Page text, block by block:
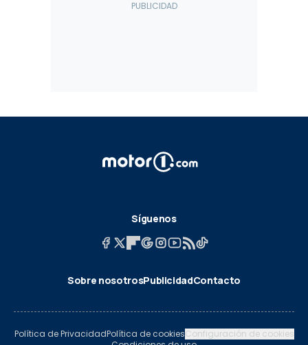
Síguenos
Sobre nosotrosPublicidadContacto
Política de PrivacidadPolítica de cookiesConfiguración de cookies